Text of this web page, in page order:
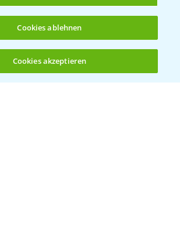
(noch 4)
Folgen Sie uns
Cookies ablehnen
Cookies akzeptieren